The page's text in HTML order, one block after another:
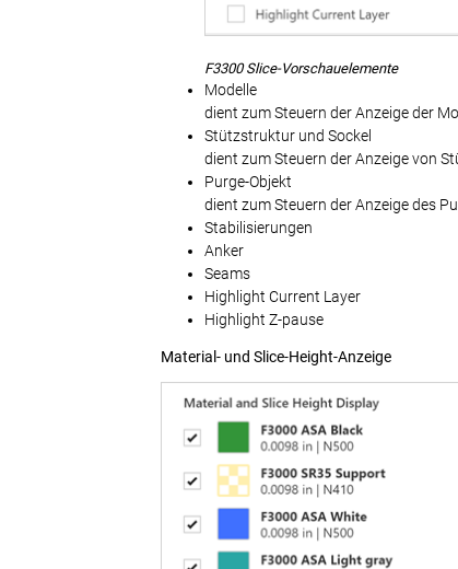
F3300 Slice-Vorschauelemente
Modelle
dient zum Steuern der Anzeige der
Stützstruktur und Sockel
dient zum Steuern der Anzeige von
Purge-Objekt
dient zum Steuern der Anzeige des
Stabilisierungen
Anker
Seams
Highlight Current Layer
Highlight Z-pause
Material- und Slice-Height-Anzeige